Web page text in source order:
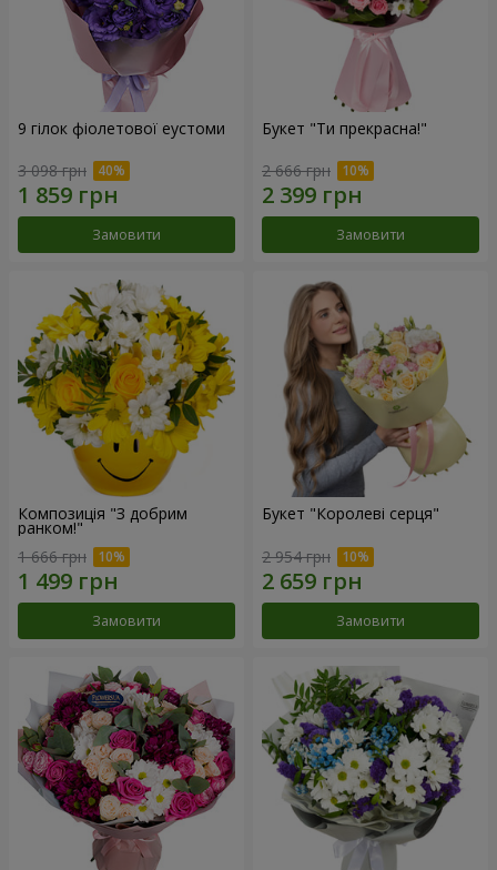
9 гілок фіолетової еустоми
3 098 грн
Замовити
Букет "Ти прекрасна!"
2 666 грн
Замовити
Композиція "З добрим
ранком!"
1 666 грн
Замовити
Букет "Королеві серця"
2 954 грн
Замовити